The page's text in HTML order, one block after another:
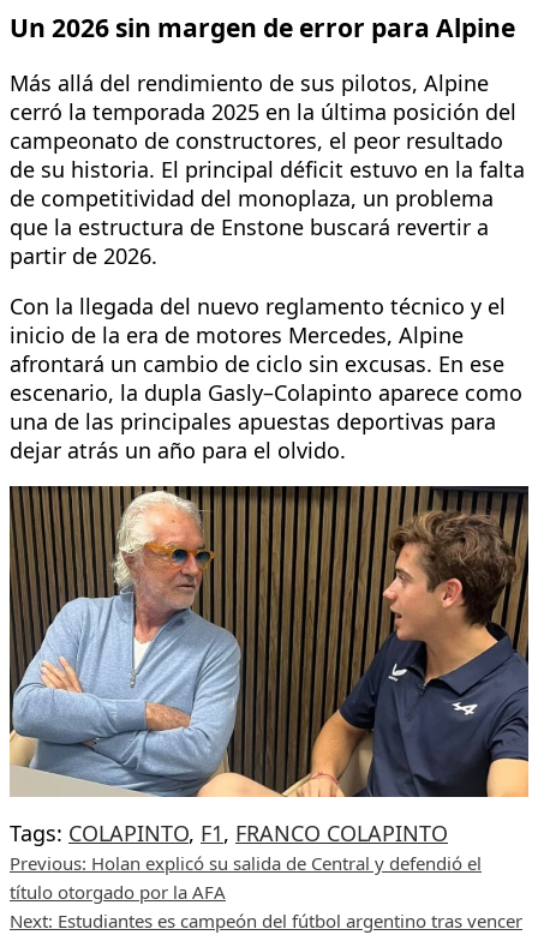
Un 2026 sin margen de error para Alpine
Más allá del rendimiento de sus pilotos, Alpine
cerró la temporada 2025 en la última posición del
campeonato de constructores, el peor resultado
de su historia. El principal déficit estuvo en la falta
de competitividad del monoplaza, un problema
que la estructura de Enstone buscará revertir a
partir de 2026.
Con la llegada del nuevo reglamento técnico y el
inicio de la era de motores Mercedes, Alpine
afrontará un cambio de ciclo sin excusas. En ese
escenario, la dupla Gasly–Colapinto aparece como
una de las principales apuestas deportivas para
dejar atrás un año para el olvido.
Tags: COLAPINTO, F1, FRANCO COLAPINTO
Post
navigation
Previous: Holan explicó su salida de Central y defendió el
título otorgado por la AFA
Next: Estudiantes es campeón del fútbol argentino tras vencer